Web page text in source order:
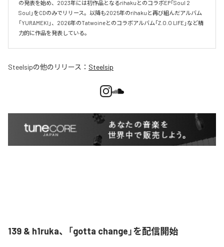
の発表を始め、2023年には初作品となるrihakuとのコラボEP「Soul 2
Soul」をCDのみでリリース。以降も2025年のrihakuと再び組んだアルバム
「YURAMEKI」、2026年のTatwoineとのコラボアルバム「Z.O.O LIFE」など精
力的に作品を発表している。
Steelsipの他のリリース： Steelsip
139 & h1ruka、「gotta change」を配信開始